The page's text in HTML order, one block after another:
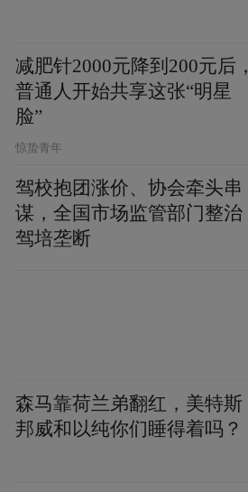
减肥针2000元降到200元后，
普通人开始共享这张“明星
脸”
惊蛰青年
驾校抱团涨价、协会牵头串
谋，全国市场监管部门整治
驾培垄断
森马靠荷兰弟翻红，美特斯
邦威和以纯你们睡得着吗？